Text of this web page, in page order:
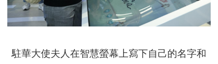
駐華大使夫人在智慧螢幕上寫下自己的名字和